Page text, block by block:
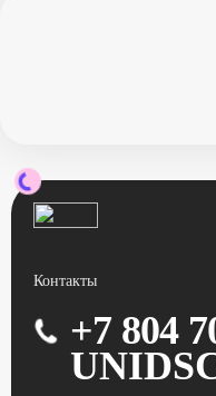
Контакты
+7 804